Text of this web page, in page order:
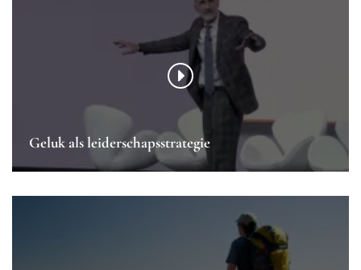
Geluk als leiderschapsstrategie